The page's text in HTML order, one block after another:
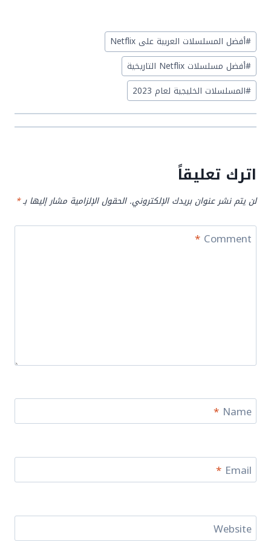
Post
Tags:
#أفضل المسلسلات العربية على Netflix
#أفضل مسلسلات Netflix التاريخية
#المسلسلات الخليجية لعام 2023
اترك تعليقاً
لن يتم نشر عنوان بريدك الإلكتروني. الحقول الإلزامية مشار إليها بـ*
Comment
*
Name
*
Email
*
Website